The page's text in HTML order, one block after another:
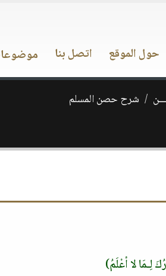
حول الموقع اتصل بنا
شرح حصن المسلم
لِـمَا لا أعْلَمُ)